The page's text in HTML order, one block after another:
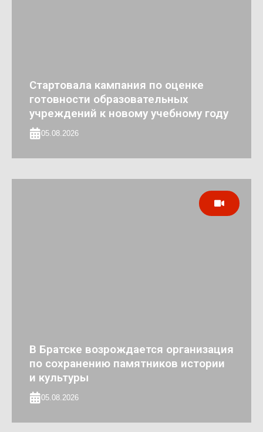
Стартовала кампания по оценке
готовности образовательных
учреждений к новому учебному году
05.08.2026
В Братске возрождается организация
по сохранению памятников истории
и культуры
05.08.2026